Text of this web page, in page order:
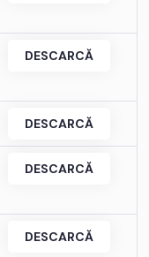
DESCARCĂ
DESCARCĂ
DESCARCĂ
DESCARCĂ